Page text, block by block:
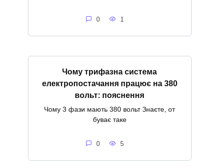
0 1
Чому трифазна система
електропостачання працює на 380
вольт: пояснення
Чому 3 фази мають 380 вольт Знаєте, от
буває таке
0 5